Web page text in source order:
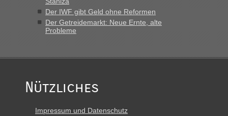
Der IWF gibt Geld ohne Reformen
Der Getreidemarkt: Neue Ernte, alte
Probleme
Nützliches
Impressum und Datenschutz